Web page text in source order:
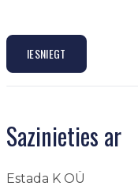
IESNIEGT
Sazinieties ar
Estada K OÜ